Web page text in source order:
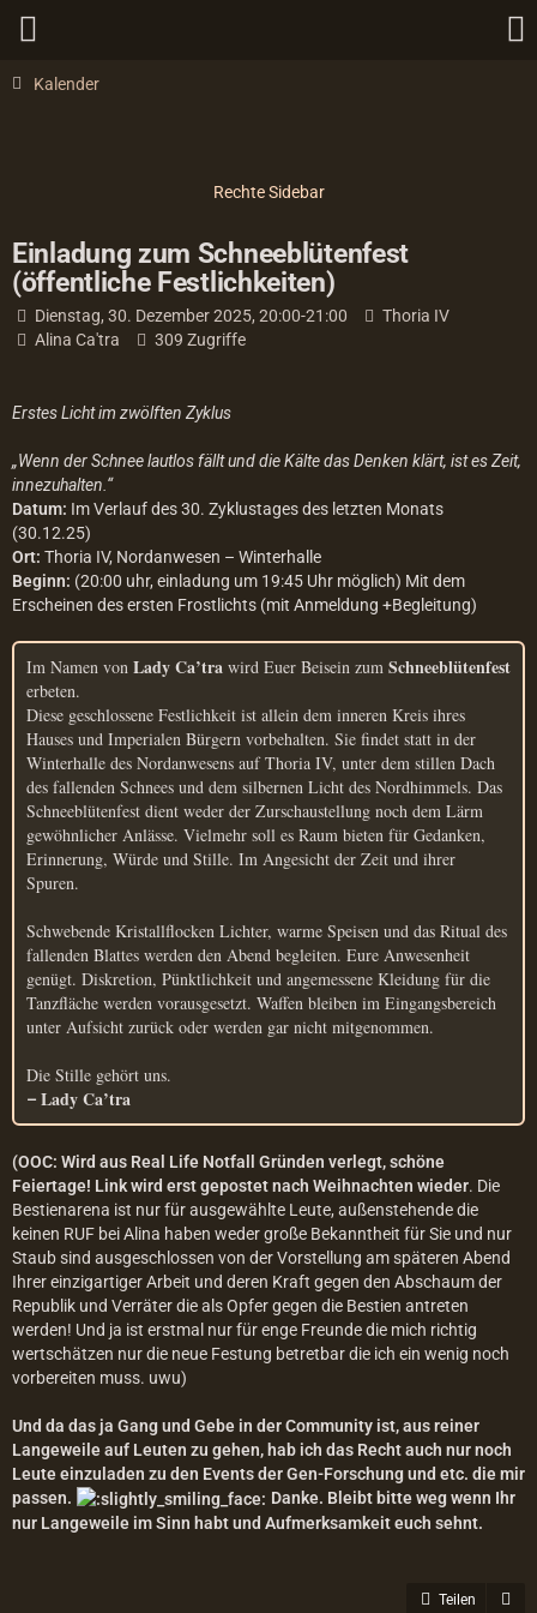
Kalender
Einladung zum Schneeblütenfest
(öffentliche Festlichkeiten)
Dienstag, 30. Dezember 2025, 20:00-21:00
Thoria IV
Alina Ca'tra
309 Zugriffe
Erstes Licht im zwölften Zyklus
„Wenn der Schnee lautlos fällt und die Kälte das Denken klärt, ist es Zeit,
innezuhalten.“
Datum: Im Verlauf des 30. Zyklustages des letzten Monats
(30.12.25)
Ort: Thoria IV, Nordanwesen – Winterhalle
Beginn: (20:00 uhr, einladung um 19:45 Uhr möglich) Mit dem
Erscheinen des ersten Frostlichts (mit Anmeldung +Begleitung)
Im Namen von Lady Ca’tra wird Euer Beisein zum Schneeblütenfest
erbeten.
Diese geschlossene Festlichkeit ist allein dem inneren Kreis ihres
Hauses und Imperialen Bürgern vorbehalten. Sie findet statt in der
Winterhalle des Nordanwesens auf Thoria IV, unter dem stillen Dach
des fallenden Schnees und dem silbernen Licht des Nordhimmels. Das
Schneeblütenfest dient weder der Zurschaustellung noch dem Lärm
gewöhnlicher Anlässe. Vielmehr soll es Raum bieten für Gedanken,
Erinnerung, Würde und Stille. Im Angesicht der Zeit und ihrer
Spuren.
Schwebende Kristallflocken Lichter, warme Speisen und das Ritual des
fallenden Blattes werden den Abend begleiten. Eure Anwesenheit
genügt. Diskretion, Pünktlichkeit und angemessene Kleidung für die
Tanzfläche werden vorausgesetzt. Waffen bleiben im Eingangsbereich
unter Aufsicht zurück oder werden gar nicht mitgenommen.
Die Stille gehört uns.
– Lady Ca’tra
(OOC: Wird aus Real Life Notfall Gründen verlegt, schöne
Feiertage! Link wird erst gepostet nach Weihnachten wieder. Die
Bestienarena ist nur für ausgewählte Leute, außenstehende die
keinen RUF bei Alina haben weder große Bekanntheit für Sie und nur
Staub sind ausgeschlossen von der Vorstellung am späteren Abend
Ihrer einzigartiger Arbeit und deren Kraft gegen den Abschaum der
Republik und Verräter die als Opfer gegen die Bestien antreten
werden! Und ja ist erstmal nur für enge Freunde die mich richtig
wertschätzen nur die neue Festung betretbar die ich ein wenig noch
vorbereiten muss. uwu)
Und da das ja Gang und Gebe in der Community ist, aus reiner
Langeweile auf Leuten zu gehen, hab ich das Recht auch nur noch
Leute einzuladen zu den Events der Gen-Forschung und etc. die mir
passen.
Danke. Bleibt bitte weg wenn Ihr
nur Langeweile im Sinn habt und Aufmerksamkeit euch sehnt.
Teilen